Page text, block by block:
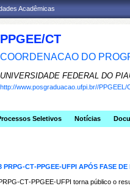
Acadêmicas
PPGEE/CT
COORDENACAO DO
UNIVERSIDADE FEDERAL DO
http://www.posgraduacao.ufpi.br//PPGEEL/
Seletivos Notícias
APÓS FASE DE
torna público o